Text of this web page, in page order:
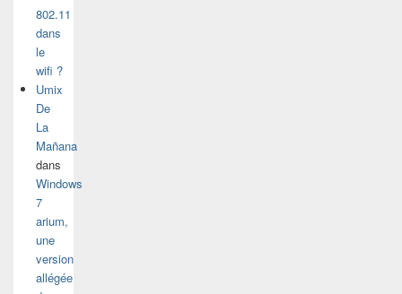
802.11
dans
le
wifi ?
Umix
De
La
Mañana
dans
Windows
7
arium,
une
version
allégée